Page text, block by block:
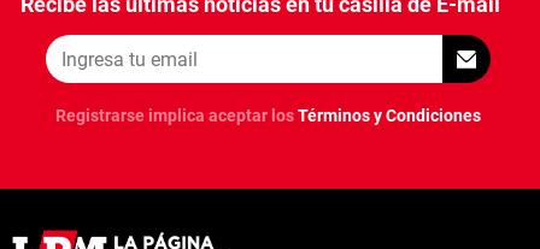
Registrarse implica aceptar losTérminos y Condiciones